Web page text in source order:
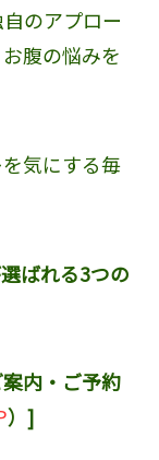
のアプロー
腹の悩みを
気にする毎
ばれる3つの
内・ご予約
）]